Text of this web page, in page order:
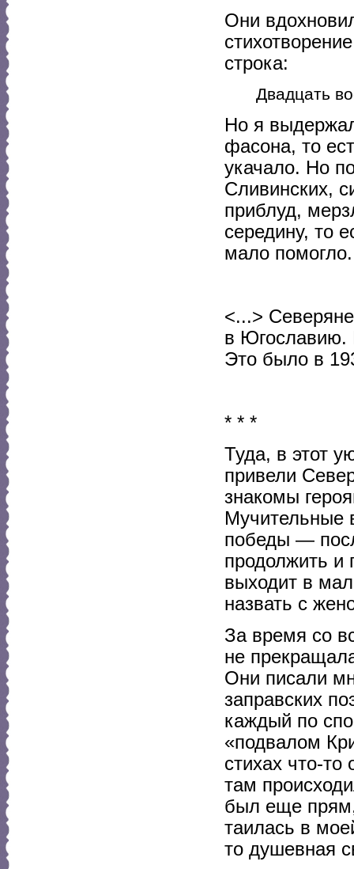
Они
строка:
Двадцать
Но я
фасона, то
укачало. Но
Сливинских,
приблуд,
середину, то
мало
<...>
в Югославию.
Это было в
* * *
Туда, в этот
привели
знакомы
Мучительные
победы —
продолжить и
выходит в
назвать с
За время со
не
Они писали
заправских
каждый по
«подвалом
стихах что-
там
был еще прям,
таилась в
то душевная